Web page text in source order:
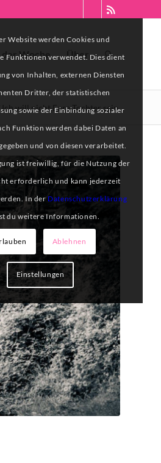
der Woche Über
Ich will nicht Eure Tochter sein
Website werden Cookies und
Funktionen verwendet. Dies dient
von Inhalten, externen Diensten
Dritter, der statistischen
sowie der Einbindung sozialer
Funktion werden dabei Daten an
und von diesen verarbeitet.
ist freiwillig, für die Nutzung der
erforderlich und kann jederzeit
In der Datenschutzerklärung
du weitere Informationen.
Ablehnen
Einstellungen